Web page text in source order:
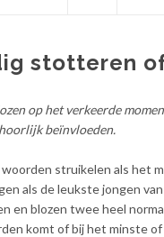
stotteren
op het verkeerde
beïnvloeden.
woorden struikelen als het
als de leukste jongen
en blozen twee heel
komt of bij het minste